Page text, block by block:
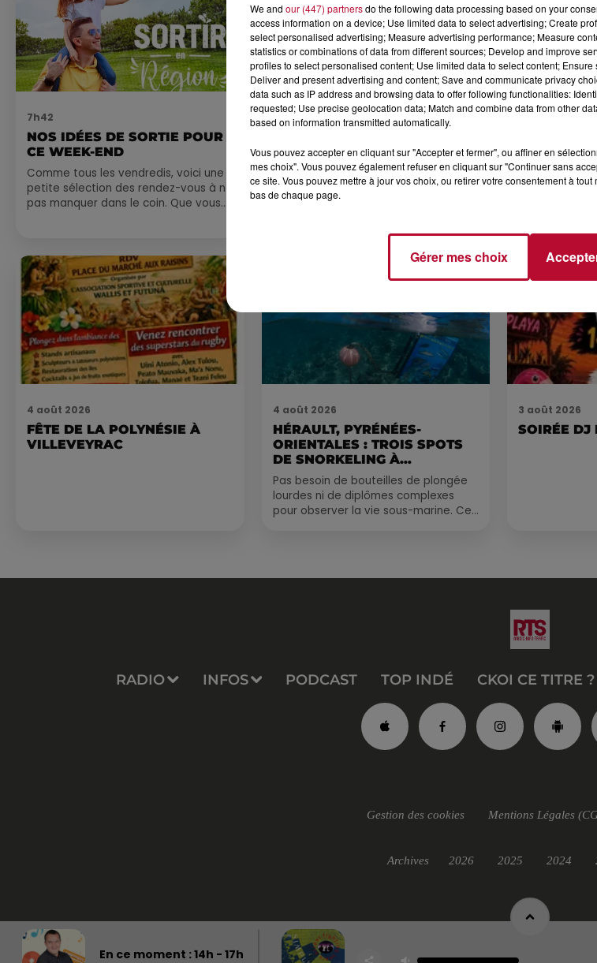
7h42
NOS IDÉES DE SORTIE POUR
CE WEEK-END
Comme tous les vendredis, voici une
petite sélection des rendez-vous à ne
pas manquer dans le coin. Que vous
0h01
MARSEILLAN
ARÈNES
Après un
romain les 6,
4 août 2026
FÊTE DE LA POLYNÉSIE À
VILLEVEYRAC
4 août 2026
HÉRAULT, PYRÉNÉES-
ORIENTALES : TROIS SPOTS
DE SNORKELING À
EXPLORER...
Pas besoin de bouteilles de plongée
lourdes ni de diplômes complexes
pour observer la vie sous-marine. Cet
3 août 2026
SOIRÉE DJ
RADIO INFOS PODCAST TOP INDÉ CKOI CE TITRE ?
En ce moment :14h - 17h
Gestion des cookies Mentions Légales
Archives 2026 2025 2024
We and our (447) partnersdo the following data processing based on your
access information on a device; Use limited data to select advertising; Create
select personalised advertising; Measure advertising performance; Measure
statistics or combinations of data from different sources; Develop and improve
profiles to select personalised content; Use limited data to select content;
Deliver and present advertising and content; Save and communicate privacy
data such as IP address and browsing data to offer following functionalities:
requested; Use precise geolocation data; Match and combine data from other
based on information transmitted automatically.
Vous pouvez accepter en cliquant sur "Accepter et fermer", ou affiner en
mes choix". Vous pouvez également refuser en cliquant sur "Continuer sans
ce site. Vous pouvez mettre à jour vos choix, ou retirer votre consentement à
bas de chaque page.
Gérer mes choix